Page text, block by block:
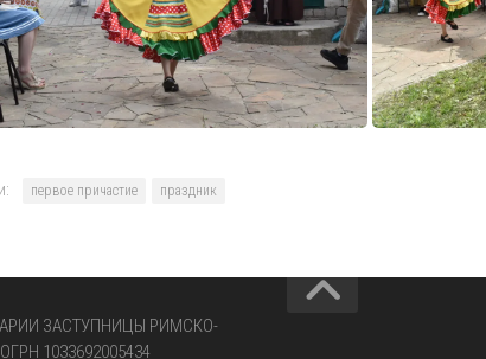
первое причастие праздник
ЗАСТУПНИЦЫ РИМСКО-
1033692005434